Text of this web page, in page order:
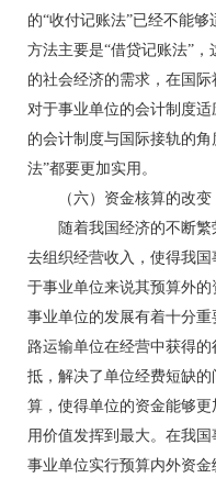
的“收付记账法”已经不能
方法主要是“借贷记账法”
的社会经济的需求，在国
对于事业单位的会计制度
的会计制度与国际接轨的角
法”都要更加实用。
（六）资金核算的改变
随着我国经济的不断繁
去组织经营收入，使得我
于事业单位来说其预算外
事业单位的发展有着十分
路运输单位在经营中获得
抵，解决了单位经费短缺
算，使得单位的资金能够
用价值发挥到最大。在我
事业单位实行预算内外资